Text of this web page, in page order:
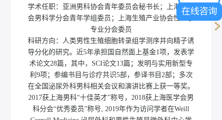
学术任职：亚洲男科协会青年委员会秘书长；上海医学
会男科学分会青年学组委员；上海生殖产业协会性医学
专业分会委员
科研方向：人类男性生殖细胞转录组学测序并向精子诱
导分化的研究。近5年承担国自然面上基金1项，发表学
术论文28篇，其中，SCI论文13篇；发明与实用新型专
利9项；参编书目与诊疗共识5部，参译书目2部；多次
在全国泌尿外科男科相关会议和演讲比赛上获一等奖。
2017获上海男科“十佳英才”称号，2018获上海医学会男
科分会“优秀委员”称号, 2019年作为访问学者在Weill
在线咨询